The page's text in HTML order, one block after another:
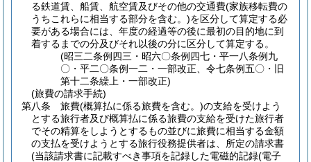
る鉄道賃、船賃、航空賃及びその他の交通費(家族移転費の
うちこれらに相当する部分を含む。)を区分して算定する必
要がある場合には、年度の経過等の後に最初の目的地に到
着するまでの分及びそれ以後の分に区分して算定する。
(昭三二条例四三・昭六〇条例四七・平一八条例九
〇・平二〇条例一二・一部改正、令七条例五〇・旧
第十二条繰上・一部改正)
(旅費の請求手続)
第八条
旅費(概算払に係る旅費を含む。)の支給を受けよう
とする旅行者及び概算払に係る旅費の支給を受けた旅行者
でその精算をしようとするもの並びに旅費に相当する金額
の支払を受けようとする旅行役務提供者は、所定の請求書
(当該請求書に記載すべき事項を記録した電磁的記録(電子